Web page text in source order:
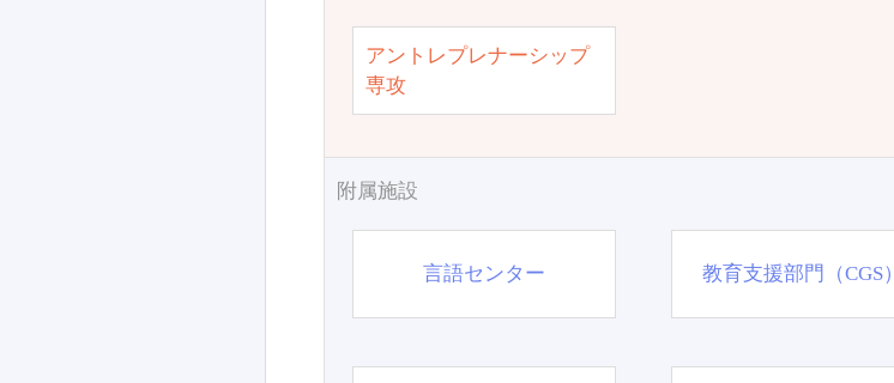
アントレプレナーシップ
専攻
附属施設
言語センター 教育支援部門（CGS）